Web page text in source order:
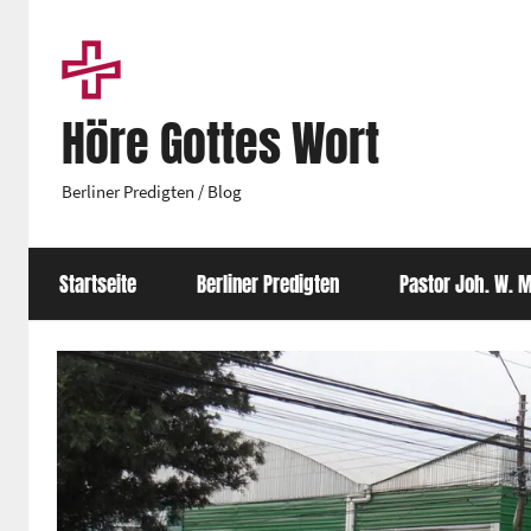
springen
Höre Gottes Wort
Berliner Predigten / Blog
Startseite Berliner Predigten Pastor Joh. W.